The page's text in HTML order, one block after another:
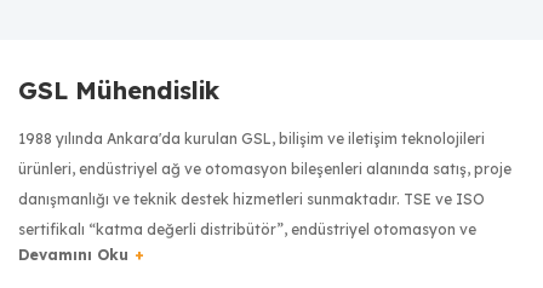
GSL Mühendislik
1988 yılında Ankara'da kurulan GSL, bilişim ve iletişim teknolojileri
ürünleri, endüstriyel ağ ve otomasyon bileşenleri alanında satış, proje
danışmanlığı ve teknik destek hizmetleri sunmaktadır. TSE ve ISO
sertifikalı “katma değerli distribütör”, endüstriyel otomasyon ve
haberleşme sektöründe dünyanın önde gelen üreticilerinin ürünlerini